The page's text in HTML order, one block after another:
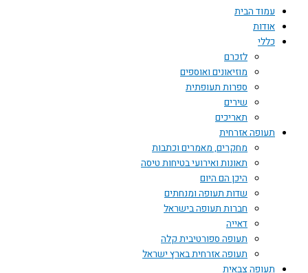
עמוד הבית
אודות
כללי
לזכרם
מוזיאונים ואוספים
ספרות תעופתית
שירים
תאריכים
תעופה אזרחית
מחקרים, מאמרים וכתבות
תאונות ואירועי בטיחות טיסה
היכן הם היום
שדות תעופה ומנחתים
חברות תעופה בישראל
דאייה
תעופה ספורטיבית קלה
תעופה אזרחית בארץ ישראל
תעופה צבאית